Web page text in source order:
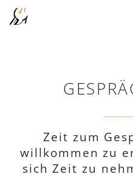
Zeit zum
willkommen zu
sich Zeit zu